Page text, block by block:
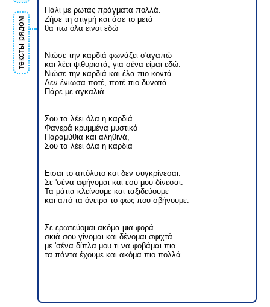
тексты рядом
Πάλι με ρωτάς πράγματα πολλά.
Ζήσε τη στιγμή και άσε το μετά
θα πω όλα είναι εδώ
Νιώσε την καρδιά φωνάζει σ'αγαπώ
και λέει ψιθυριστά, για σένα είμαι εδώ.
Νιώσε την καρδιά και έλα πιο κοντά.
Δεν ένιωσα ποτέ, ποτέ πιο δυνατά.
Πάρε με αγκαλιά
Σου τα λέει όλα η καρδιά
Φανερά κρυμμένα μυστικά
Παραμύθια και αληθινά,
Σου τα λέει όλα η καρδιά
Είσαι το απόλυτο και δεν συγκρίνεσαι.
Σε 'σένα αφήνομαι και εσύ μου δίνεσαι.
Τα μάτια κλείνουμε και ταξιδεύουμε
και από τα όνειρα το φως που σβήνουμε.
Σε ερωτεύομαι ακόμα μια φορά
σκιά σου γίνομαι και δένομαι σφιχτά
με 'σένα δίπλα μου τι να φοβάμαι πια
τα πάντα έχουμε και ακόμα πιο πολλά.